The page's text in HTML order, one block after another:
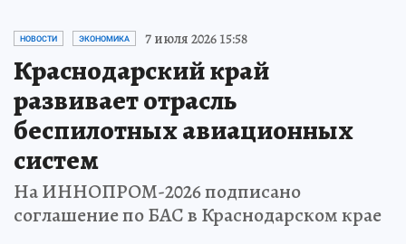
НОВОСТИ ЭКОНОМИКА 7 июля 2026 15:58
Краснодарский край
развивает отрасль
беспилотных авиационных
систем
На ИННОПРОМ-2026 подписано
соглашение по БАС в Краснодарском крае